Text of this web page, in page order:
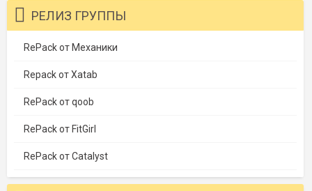
РЕЛИЗ ГРУППЫ
RePack от Механики
Repack от Xatab
RePack от qoob
RePack от FitGirl
RePack от Catalyst